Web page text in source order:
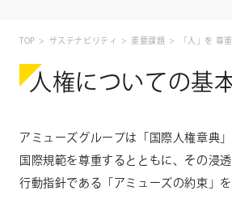
TOP サステナビリティ 重要課題 「人」を 尊
人権についての基
アミューズグループは「国際人権章典
国際規範を尊重するとともに、その浸
行動指針である「アミューズの約束」